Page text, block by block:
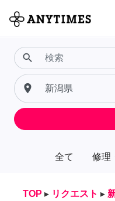
全て 修理
search
place
TOP ▸ リクエスト ▸